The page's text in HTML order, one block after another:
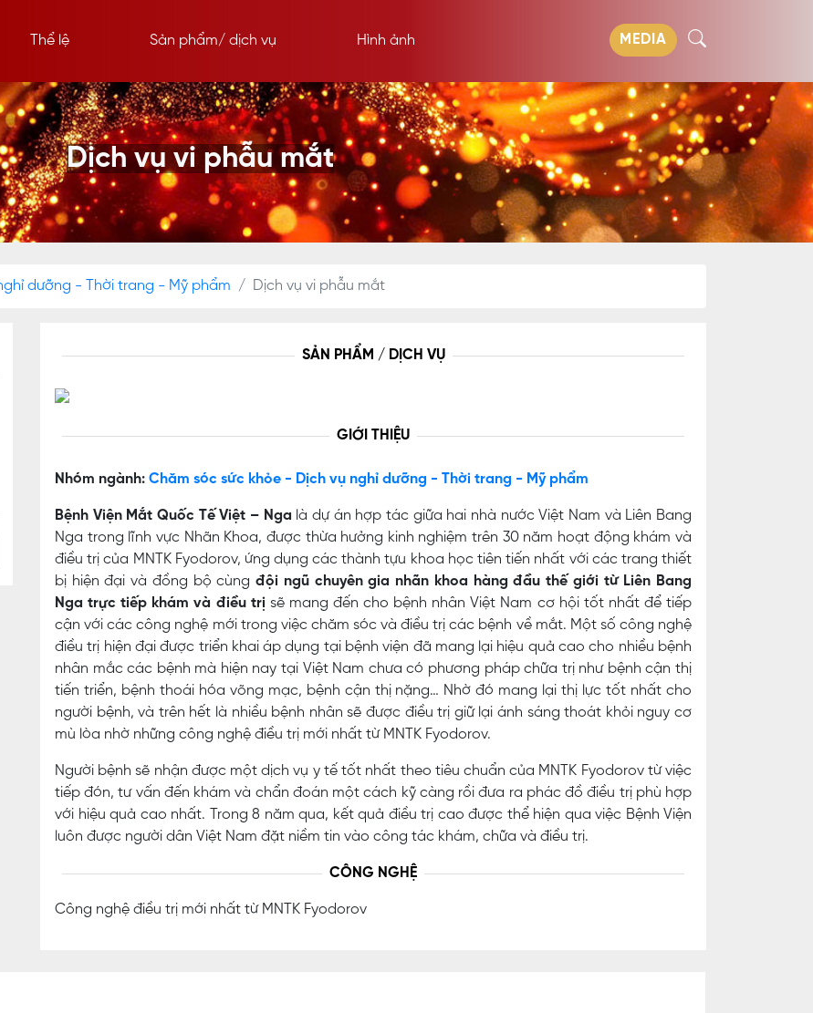
Thể lệ Sản phẩm/ dịch vụ Hình ảnh MEDIA
Dịch vụ vi phẫu mắt
dưỡng - Thời trang - Mỹ phẩm Dịch vụ vi phẫu mắt
SẢN PHẨM / DỊCH VỤ
GIỚI THIỆU
Nhóm ngành: Chăm sóc sức khỏe - Dịch vụ nghỉ dưỡng - Thời trang - Mỹ phẩm
Bệnh Viện Mắt Quốc Tế Việt – Nga là dự án hợp tác giữa hai nhà nước Việt Nam và Liên Bang
Nga trong lĩnh vực Nhãn Khoa, được thừa hưởng kinh nghiệm trên 30 năm hoạt động khám và
điều trị của MNTK Fyodorov, ứng dụng các thành tựu khoa học tiên tiến nhất với các trang thiết
bị hiện đại và đồng bộ cùngđội ngũ chuyên gia nhãn khoa hàng đầu thế giới từ Liên Bang
Nga trực tiếp khám và điều trị sẽ mang đến cho bệnh nhân Việt Nam cơ hội tốt nhất để tiếp
cận với các công nghệ mới trong việc chăm sóc và điều trị các bệnh về mắt. Một số công nghệ
điều trị hiện đại được triển khai áp dụng tại bệnh viện đã mang lại hiệu quả cao cho nhiều bệnh
nhân mắc các bệnh mà hiện nay tại Việt Nam chưa có phương pháp chữa trị như bệnh cận thị
tiến triển, bệnh thoái hóa võng mạc, bệnh cận thị nặng… Nhờ đó mang lại thị lực tốt nhất cho
người bệnh, và trên hết là nhiều bệnh nhân sẽ được điều trị giữ lại ánh sáng thoát khỏi nguy cơ
mù lòa nhờ những công nghệ điều trị mới nhất từ MNTK Fyodorov.
Người bệnh sẽ nhận được một dịch vụ y tế tốt nhất theo tiêu chuẩn của MNTK Fyodorov từ việc
tiếp đón, tư vấn đến khám và chẩn đoán một cách kỹ càng rồi đưa ra phác đồ điều trị phù hợp
với hiệu quả cao nhất. Trong 8 năm qua, kết quả điều trị cao được thể hiện qua việc Bệnh Viện
luôn được người dân Việt Nam đặt niềm tin vào công tác khám, chữa và điều trị.
CÔNG NGHỆ
Công nghệ điều trị mới nhất từ MNTK Fyodorov